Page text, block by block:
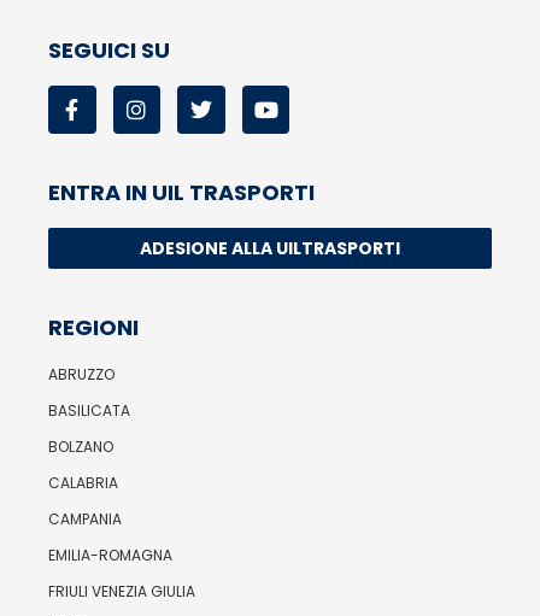
SEGUICI SU
ENTRA IN UIL TRASPORTI
ADESIONE ALLA UILTRASPORTI
REGIONI
ABRUZZO
BASILICATA
BOLZANO
CALABRIA
CAMPANIA
EMILIA-ROMAGNA
FRIULI VENEZIA GIULIA